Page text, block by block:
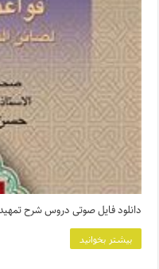
دانلود فایل صوتی دروس شرح
بیشتر بخوانید